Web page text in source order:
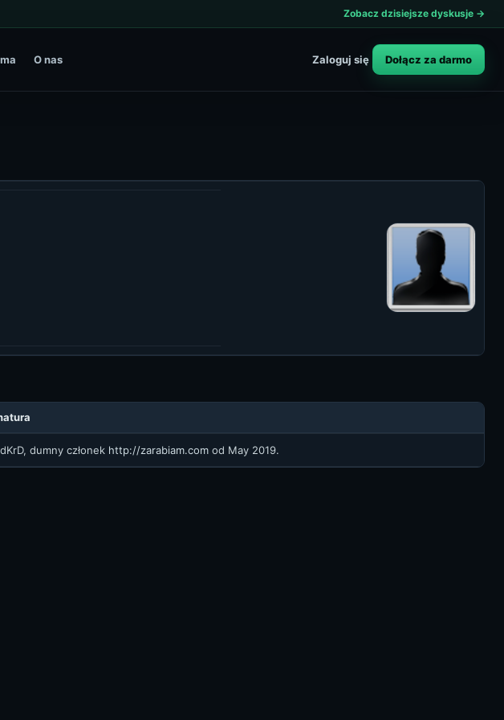
Zobacz dzisiejsze dyskusje →
O nas Zaloguj się Dołącz za darmo
dumny członek http://zarabiam.com od May 2019.